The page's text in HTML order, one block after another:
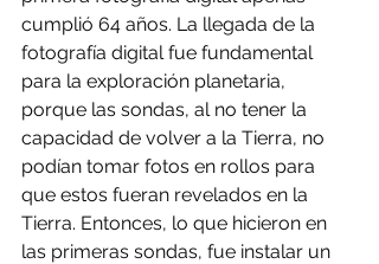
cumplió 64 años. La llegada de la
fotografía digital fue fundamental
para la exploración planetaria,
porque las sondas, al no tener la
capacidad de volver a la Tierra, no
podían tomar fotos en rollos para
que estos fueran revelados en la
Tierra. Entonces, lo que hicieron en
las primeras sondas, fue instalar un